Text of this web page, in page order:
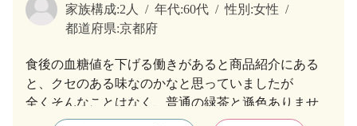
家族構成:2人 年代:60代 性別:女性
都道府県:京都府
食後の血糖値を下げる働きがあると商品紹介にある
と、クセのある味なのかなと思っていましたが
全くそんなことはなく、普通の緑茶と遜色ありませ